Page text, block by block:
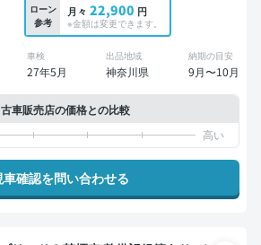
ローン
参考
月々 22,900 円
※金額は変更できます。
車検
27年5月
出品地域
神奈川県
納期の目安
9月〜10月
車販売店の価格との比較
車確認を問い合わせる